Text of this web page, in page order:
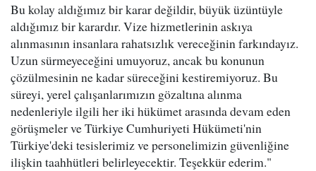
Bu kolay aldığımız bir karar değildir, büyük üzüntüyle
aldığımız bir karardır. Vize hizmetlerinin askıya
alınmasının insanlara rahatsızlık vereceğinin farkındayız.
Uzun sürmeyeceğini umuyoruz, ancak bu konunun
çözülmesinin ne kadar süreceğini kestiremiyoruz. Bu
süreyi, yerel çalışanlarımızın gözaltına alınma
nedenleriyle ilgili her iki hükümet arasında devam eden
görüşmeler ve Türkiye Cumhuriyeti Hükümeti'nin
Türkiye'deki tesislerimiz ve personelimizin güvenliğine
ilişkin taahhütleri belirleyecektir. Teşekkür ederim."